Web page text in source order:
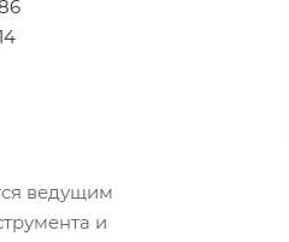
ведущим
и